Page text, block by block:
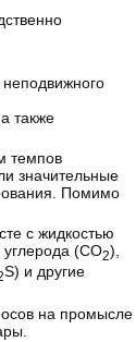
также
темпов
значительные
Помимо
с жидкостью
(CO2),
S) и другие
на промысле